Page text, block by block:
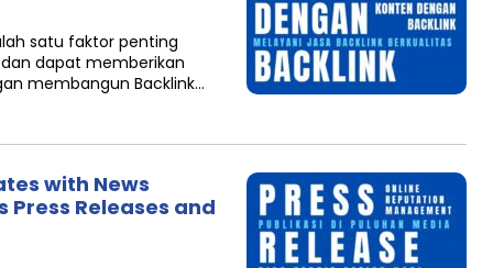
satu faktor penting
dapat memberikan
membangun Backlink…
with News
Releases and